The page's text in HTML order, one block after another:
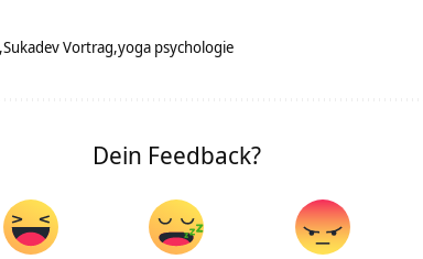
Sukadev Vortrag yoga psychologie
Dein Feedback?